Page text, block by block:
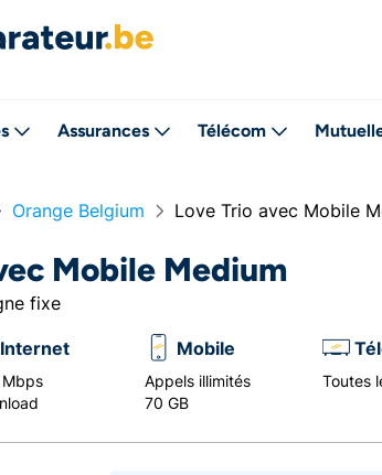
Assurances Télécom
Orange Belgium Love Trio avec Mobile
Mobile Medium
fixe
Internet Mobile
Appels illimités
70 GB
Toutes